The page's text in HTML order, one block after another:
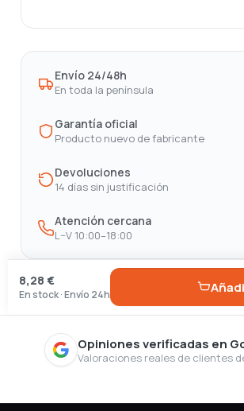
Envío 24/48h
En toda la península
Garantía oficial
Producto nuevo de fabricante
Devoluciones
14 días sin justificación
Atención cercana
L–V 10:00–18:00
8,28 €
En stock · Envío 24h
Opiniones verificadas en
Valoraciones reales de clientes